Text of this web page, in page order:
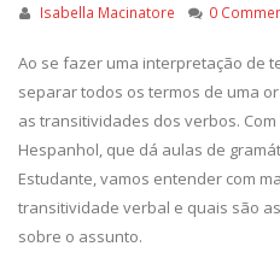
Isabella Macinatore 0
Ao se fazer uma interpretação de
separar todos os termos de uma
as transitividades dos verbos.
Hespanhol, que dá aulas de
Estudante, vamos entender com
transitividade verbal e quais são
sobre o assunto.